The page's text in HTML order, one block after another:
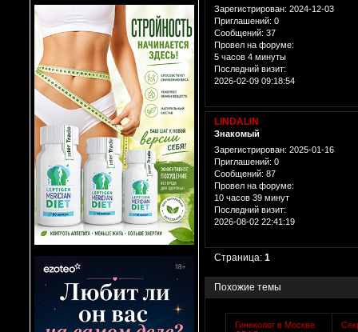
Зарегистрирован: 2024-12-03
Приглашений: 0
Сообщений: 37
Провел на форуме:
5 часов 4 минуты
Последний визит:
2026-02-09 09:18:54
LINDALIN
Знакомый
Зарегистрирован: 2025-01-16
Приглашений: 0
Сообщений: 87
Провел на форуме:
10 часов 39 минут
Последний визит:
2026-08-02 22:41:19
Страница:1
Похожие темы
Гинеколог в Москве